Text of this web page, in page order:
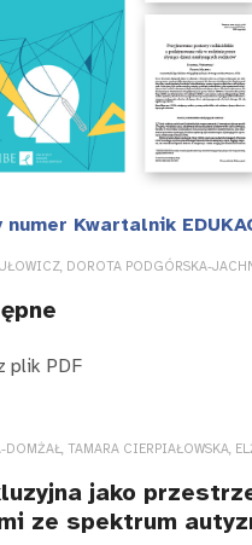
numer Kwartalnik
DOROTA PODGÓRSKA-
plik PDF
TAMARA CIERPIAŁOWSKA,
jako
ze spektrum